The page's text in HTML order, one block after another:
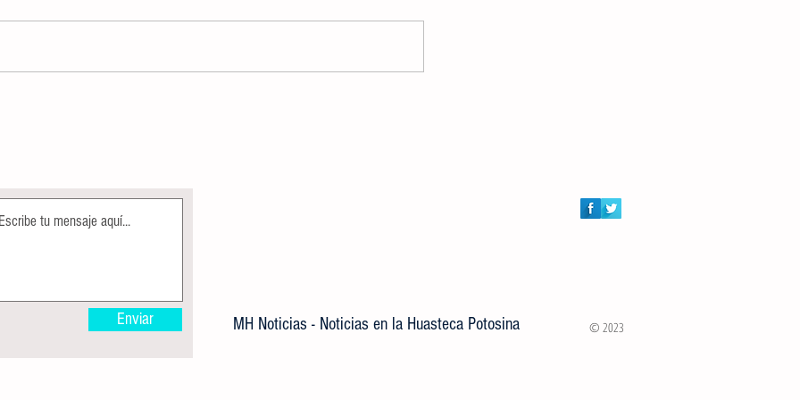
Enviar MH Noticias - Noticias en la Huasteca Potosina © 2023